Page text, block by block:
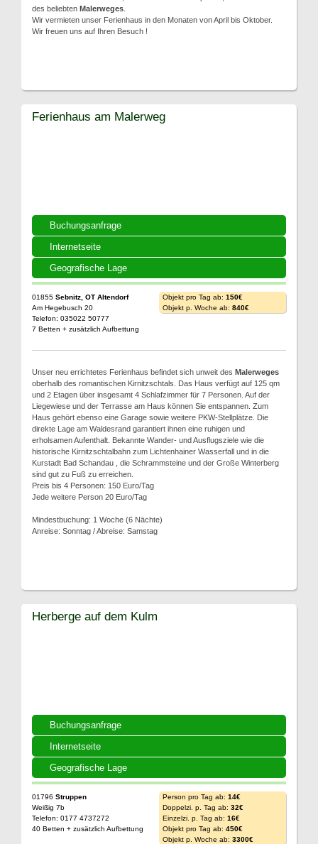
des beliebten Malerweges
Wir vermieten unser Ferienhaus in den Monaten von April bis Oktober.
Wir freuen uns auf Ihren Besuch !
Buchungsanfrage
Internetseite
Geografische Lage
Ferienhaus am Malerweg
01855 Sebnitz, OT Altendorf
Am Hegebusch 20
Telefon: 035022 50777
7 Betten + zusätzlich Aufbettung
Objekt pro Tag ab: 150€
Objekt p. Woche ab: 840€
Unser neu errichtetes Ferienhaus befindet sich unweit des Malerweges
oberhalb des romantischen Kirnitzschtals. Das Haus verfügt auf 125 qm
und 2 Etagen über insgesamt 4 Schlafzimmer für 7 Personen. Auf der
Liegewiese und der Terrasse am Haus können Sie entspannen. Zum
Haus gehört ebenso eine Garage sowie weitere PKW-Stellplätze. Die
direkte Lage am Waldesrand garantiert ihnen eine ruhigen und
erholsamen Aufenthalt. Bekannte Wander- und Ausflugsziele wie die
historische Kirnitzschtalbahn zum Lichtenhainer Wasserfall und in die
Kurstadt Bad Schandau , die Schrammsteine und der Große Winterberg
sind gut zu Fuß zu erreichen.
Preis bis 4 Personen: 150 Euro/Tag
Jede weitere Person 20 Euro/Tag
Mindestbuchung: 1 Woche (6 Nächte)
Anreise: Sonntag / Abreise: Samstag
Buchungsanfrage
Internetseite
Geografische Lage
Herberge auf dem Kulm
01796 Struppen
Weißig 7b
Telefon: 0177 4737272
40 Betten + zusätzlich Aufbettung
Person pro Tag ab: 14€
Doppelzi. p. Tag ab: 32€
Einzelzi. p. Tag ab: 16€
Objekt pro Tag ab: 450€
Objekt p. Woche ab: 3300€